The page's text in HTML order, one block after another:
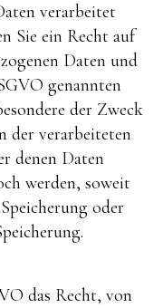
verarbeitet
Sie ein Recht auf
Daten und
genannten
der Zweck
der verarbeiteten
denen Daten
werden, soweit
oder
das Recht, von